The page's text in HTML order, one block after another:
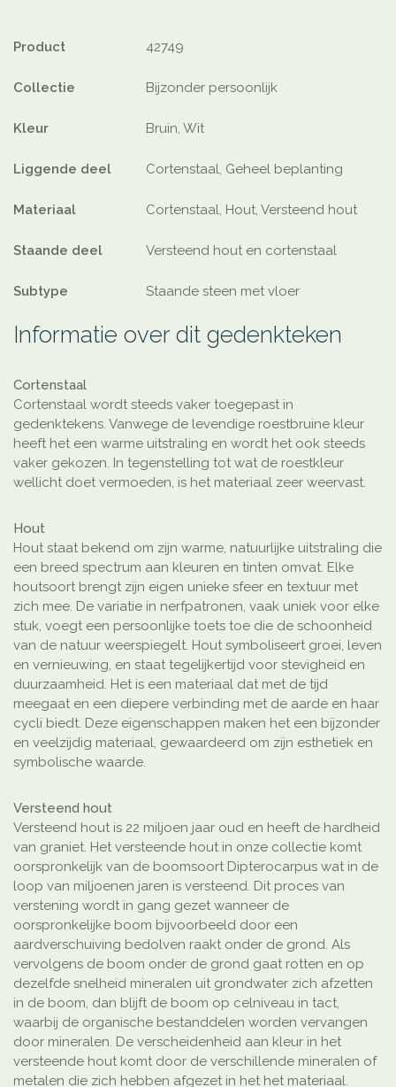
Product 42749
Collectie Bijzonder persoonlijk
Kleur Bruin, Wit
Liggende deel Cortenstaal, Geheel beplanting
Materiaal Cortenstaal, Hout, Versteend hout
Staande deel Versteend hout en cortenstaal
Subtype Staande steen met vloer
Informatie over dit gedenkteken
Cortenstaal
Cortenstaal wordt steeds vaker toegepast in
gedenktekens. Vanwege de levendige roestbruine kleur
heeft het een warme uitstraling en wordt het ook steeds
vaker gekozen. In tegenstelling tot wat de roestkleur
wellicht doet vermoeden, is het materiaal zeer weervast.
Hout
Hout staat bekend om zijn warme, natuurlijke uitstraling die
een breed spectrum aan kleuren en tinten omvat. Elke
houtsoort brengt zijn eigen unieke sfeer en textuur met
zich mee. De variatie in nerfpatronen, vaak uniek voor elke
stuk, voegt een persoonlijke toets toe die de schoonheid
van de natuur weerspiegelt. Hout symboliseert groei, leven
en vernieuwing, en staat tegelijkertijd voor stevigheid en
duurzaamheid. Het is een materiaal dat met de tijd
meegaat en een diepere verbinding met de aarde en haar
cycli biedt. Deze eigenschappen maken het een bijzonder
en veelzijdig materiaal, gewaardeerd om zijn esthetiek en
symbolische waarde.
Versteend hout
Versteend hout is 22 miljoen jaar oud en heeft de hardheid
van graniet. Het versteende hout in onze collectie komt
oorspronkelijk van de boomsoort Dipterocarpus wat in de
loop van miljoenen jaren is versteend. Dit proces van
verstening wordt in gang gezet wanneer de
oorspronkelijke boom bijvoorbeeld door een
aardverschuiving bedolven raakt onder de grond. Als
vervolgens de boom onder de grond gaat rotten en op
dezelfde snelheid mineralen uit grondwater zich afzetten
in de boom, dan blijft de boom op celniveau in tact,
waarbij de organische bestanddelen worden vervangen
door mineralen. De verscheidenheid aan kleur in het
versteende hout komt door de verschillende mineralen of
metalen die zich hebben afgezet in het het materiaal.